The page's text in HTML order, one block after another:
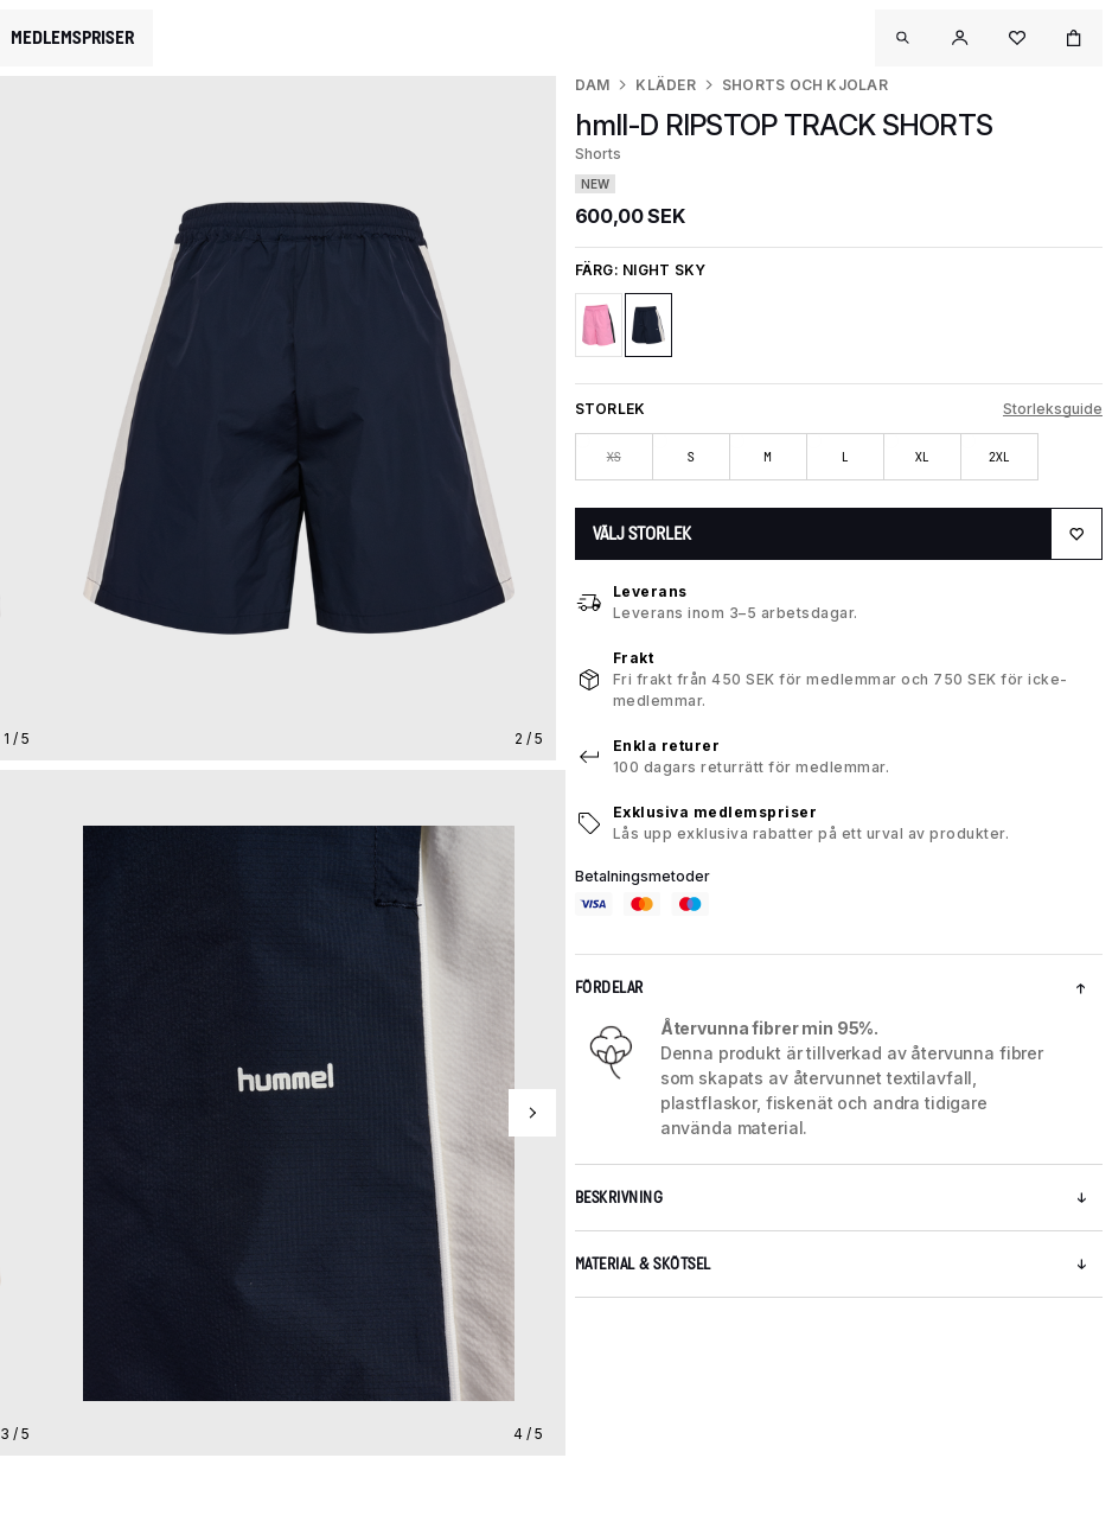
MEDLEMSPRISER
1 / 5 2 / 5
3 / 5 4 / 5
DAM KLÄDER SHORTS OCH KJOLAR
hmlI-D RIPSTOP TRACK SHORTS
Shorts
NEW
600,00 SEK
FÄRG: NIGHT SKY
STORLEK Storleksguide
XS S M L XL 2XL
VÄLJ STORLEK
Leverans
Leverans inom 3–5 arbetsdagar.
Frakt
Fri frakt från 450 SEK för medlemmar och 750 SEK för icke-
medlemmar.
Enkla returer
100 dagars returrätt för medlemmar.
Exklusiva medlemspriser
Lås upp exklusiva rabatter på ett urval av produkter.
Betalningsmetoder
FÖRDELAR
Återvunna fibrer min 95%.
Denna produkt är tillverkad av återvunna fibrer
som skapats av återvunnet textilavfall,
plastflaskor, fiskenät och andra tidigare
använda material.
BESKRIVNING
MATERIAL & SKÖTSEL